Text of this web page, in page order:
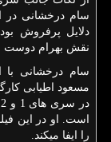
سام درخشانی در
دلایل پرفروش
نقش بهرام دوست
مسعود اطیابی
است. او در این
را ایفا میکند.